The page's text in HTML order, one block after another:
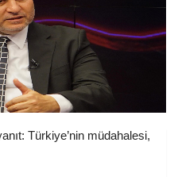
Türkiye’nin müdahalesi,